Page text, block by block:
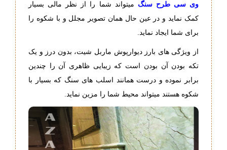
وی سی طرح سنگ میتواند شما را از نظر مالی بسیار
کمک نماید و در عین حال همان تصویر مجلل و با شکوه را
برای شما ایجاد نماید.
از ویژگی های بارز دیوارپوش ماربل شیت، بدون درز و یک
تکه بودن آن بودن است که زیبایی ظاهری آن را چندین
برابر نموده و درست همانند اسلب های سنگ که بسیار با
شکوه هستند میتواند محیط شما را مزین نماید.